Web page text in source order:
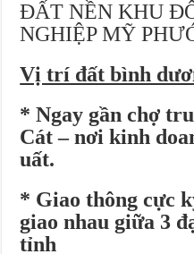
Đất Bình Dương giá rẻ khiến người
Nhận ký gửi đất Green River City,
ĐẤT NỀN KHU
NGHIỆP MỸ
Vị trí đất bình
* Ngay gần chợ
Cát – nơi kinh
uất.
* Giao thông cực
giao nhau giữa 3
tỉnh